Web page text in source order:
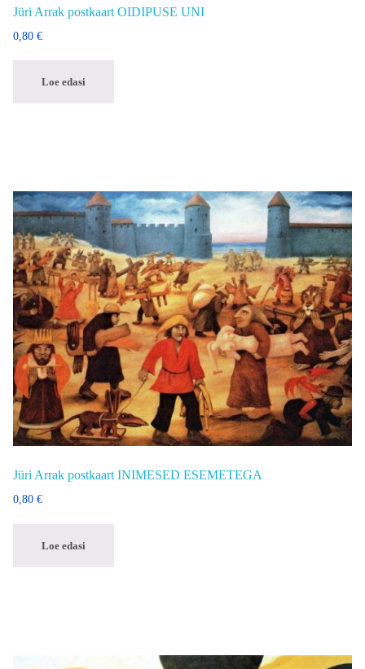
Jüri Arrak postkaart OIDIPUSE UNI
0,80 €
Loe edasi
Jüri Arrak postkaart INIMESED ESEMETEGA
0,80 €
Loe edasi